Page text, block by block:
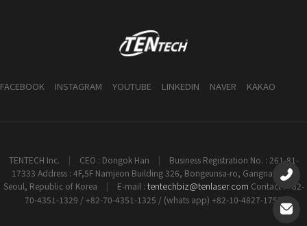
FACEBOOK INSTAGRAM YOUTUBE LINKEDIN NAVER KAKAO
TENTECH Inc. | CEO : Dongok Han |
Business Registration No. : 261-81-
17333 Address : 4F,5F Namjeon Building 326, Bongeunsa-ro, Gangnam-gu,
Seoul, Republic of Korea
| E-mail : tentechbiz@tenlaser.com Contact : +82-
70-4351-1329 / +82-70-4351-1325 / (whats app) +82-10-4827-1753